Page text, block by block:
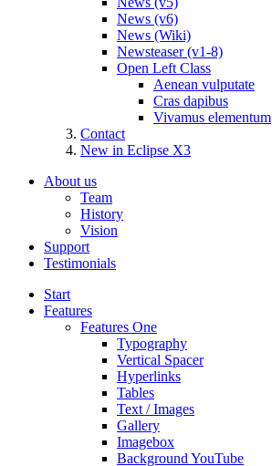
News (v6)
News (Wiki)
Newsteaser (v1-8)
Open Left Class
Aenean vulputate
Cras dapibus
Vivamus elementum
Contact
New in Eclipse X3
About us
Team
History
Vision
Support
Testimonials
Start
Features
Features One
Typography
Vertical Spacer
Hyperlinks
Tables
Text / Images
Gallery
Imagebox
Background YouTube